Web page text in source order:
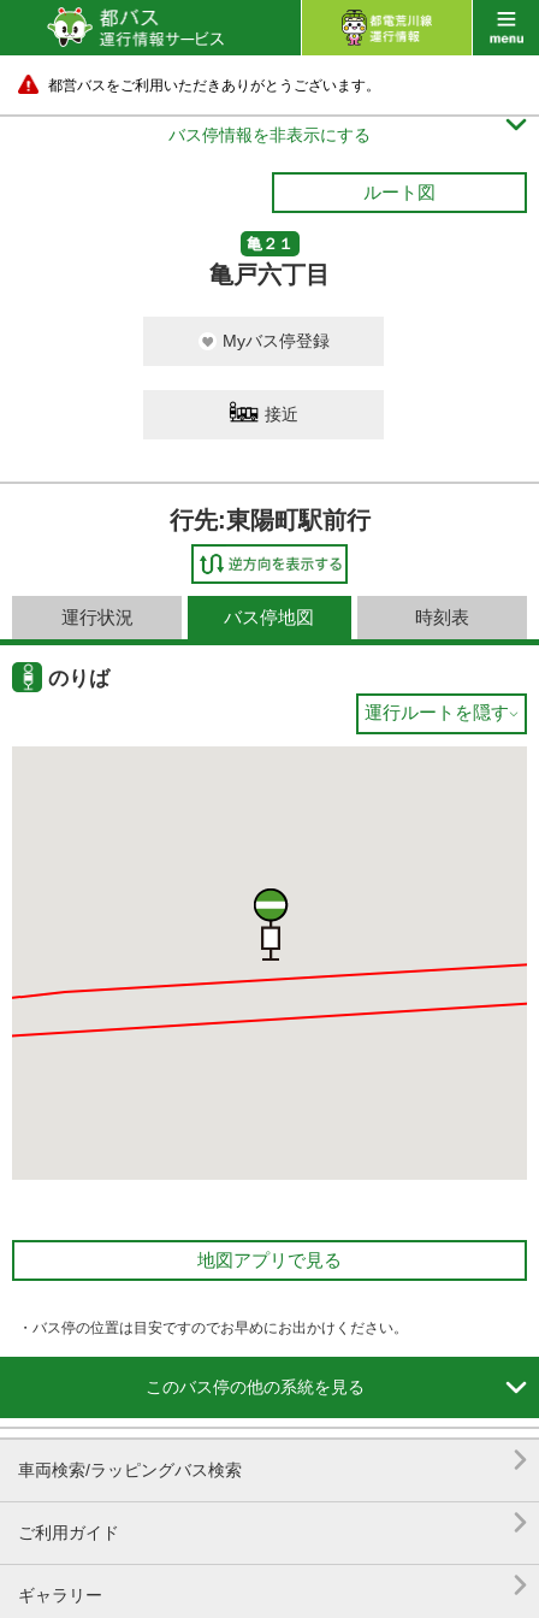
都営バスをご利用いただきありがとうございます。
バス停情報を非表示にする 
ルート図
亀２１
亀戸六丁目
Myバス停登録
接近
行先:東陽町駅前行
運行状況 バス停地図 時刻表
のりば
運行ルートを隠す
地図アプリで見る
・バス停の位置は目安ですのでお早めにお出かけください。
このバス停の他の系統を見る 
車両検索/ラッピングバス検索 
ご利用ガイド 
ギャラリー 